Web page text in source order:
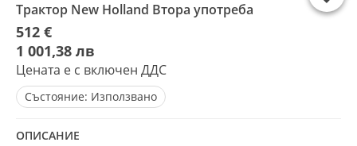
Трактор New Holland Втора употреба
512 €
1 001,38 лв
Цената е с включен ДДС
Състояние: Използвано
ОПИСАНИЕ